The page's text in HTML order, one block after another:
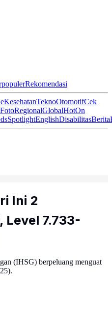
Rekomendasi
KesehatanTeknoOtomotifCek
FotoRegionalGlobalHotOn
SpotlightEnglishDisabilitasBerita
Ini 2
Level 7.733-
(IHSG) berpeluang menguat